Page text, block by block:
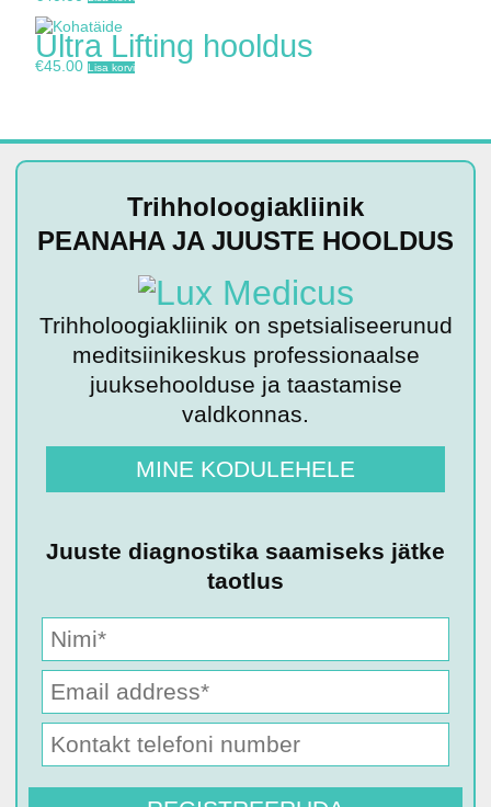
Ultra Lifting hooldus
€45.00 Lisa korvi
Trihholoogiakliinik
PEANAHA JA JUUSTE HOOLDUS
Trihholoogiakliinik on spetsialiseerunud
meditsiinikeskus professionaalse
juuksehoolduse ja taastamise
valdkonnas.
MINE KODULEHELE
Juuste diagnostika saamiseks jätke
taotlus